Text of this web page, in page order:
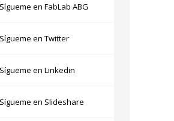
Sígueme en FabLab ABG
Sígueme en Twitter
Sígueme en Linkedin
Sígueme en Slideshare